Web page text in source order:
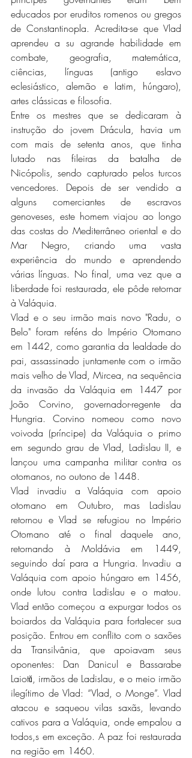
educados por eruditos romenos ou gregos
de Constantinopla. Acredita-se que Vlad
aprendeu a su agrande habilidade em
combate, geografia, matemática,
ciências, línguas (antigo eslavo
eclesiástico, alemão e latim, húngaro),
artes clássicas e filosofia.
Entre os mestres que se dedicaram à
instrução do jovem Drácula, havia um
com mais de setenta anos, que tinha
lutado nas fileiras da batalha de
Nicópolis, sendo capturado pelos turcos
vencedores. Depois de ser vendido a
alguns comerciantes de escravos
genoveses, este homem viajou ao longo
das costas do Mediterrâneo oriental e do
Mar Negro, criando uma vasta
experiência do mundo e aprendendo
várias línguas. No final, uma vez que a
liberdade foi restaurada, ele pôde retornar
à Valáquia.
Vlad e o seu irmão mais novo "Radu, o
Belo" foram reféns do Império Otomano
em 1442, como garantia da lealdade do
pai, assassinado juntamente com o irmão
mais velho de Vlad, Mircea, na sequência
da invasão da Valáquia em 1447 por
João Corvino, governador-regente da
Hungria. Corvino nomeou como novo
voivoda (príncipe) da Valáquia o primo
em segundo grau de Vlad, Ladislau II, e
lançou uma campanha militar contra os
otomanos, no outono de 1448.
Vlad invadiu a Valáquia com apoio
otomano em Outubro, mas Ladislau
retornou e Vlad se refugiou no Império
Otomano até o final daquele ano,
retornando à Moldávia em 1449,
seguindo daí para a Hungria. Invadiu a
Valáquia com apoio húngaro em 1456,
onde lutou contra Ladislau e o matou.
Vlad então começou a expurgar todos os
boiardos da Valáquia para fortalecer sua
posição. Entrou em conflito com o saxões
da Transilvânia, que apoiavam seus
oponentes: Dan Danicul e Bassarabe
Laiotă, irmãos de Ladislau, e o meio irmão
ilegítimo de Vlad: “Vlad, o Monge”. Vlad
atacou e saqueou vilas saxãs, levando
cativos para a Valáquia, onde empalou a
todos,s em exceção. A paz foi restaurada
na região em 1460.